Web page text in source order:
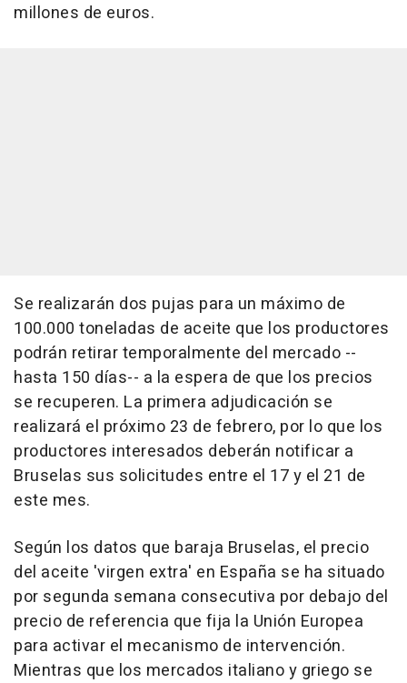
millones de euros.
Se realizarán dos pujas para un máximo de
100.000 toneladas de aceite que los productores
podrán retirar temporalmente del mercado --
hasta 150 días-- a la espera de que los precios
se recuperen. La primera adjudicación se
realizará el próximo 23 de febrero, por lo que los
productores interesados deberán notificar a
Bruselas sus solicitudes entre el 17 y el 21 de
este mes.
Según los datos que baraja Bruselas, el precio
del aceite 'virgen extra' en España se ha situado
por segunda semana consecutiva por debajo del
precio de referencia que fija la Unión Europea
para activar el mecanismo de intervención.
Mientras que los mercados italiano y griego se